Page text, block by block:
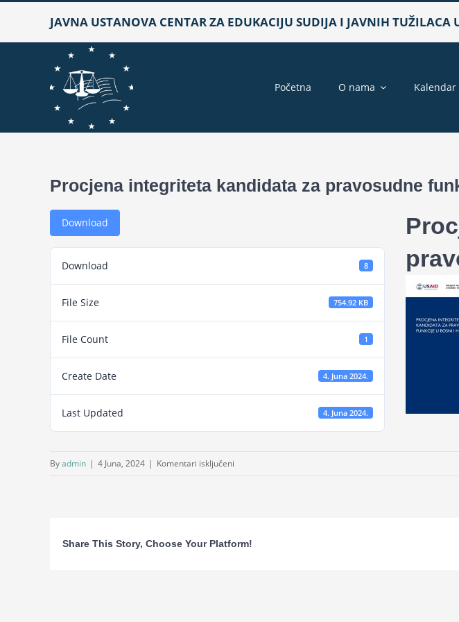
JAVNA USTANOVA CENTAR ZA EDUKACIJU SUDIJA I JAVNIH TUŽILACA
Početna O nama
Procjena integriteta kandidata za pravosudne
Download
Download 8
File Size 754.92 KB
File Count 1
Create Date 4. Juna 2024.
Last Updated 4. Juna 2024.
Byadmin | 4 Juna, 2024 | Komentari isključeni
pravosudne
Share This Story, Choose Your Platform!